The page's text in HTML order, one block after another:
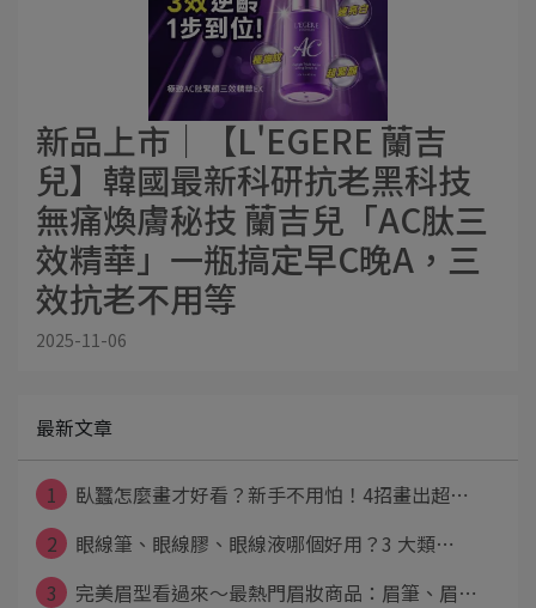
新品上市│【L'EGERE 蘭吉
兒】韓國最新科研抗老黑科技
無痛煥膚秘技 蘭吉兒「AC肽三
效精華」一瓶搞定早C晚A，三
效抗老不用等
2025-11-06
最新文章
1
臥蠶怎麼畫才好看？新手不用怕！4招畫出超⋯
2
眼線筆、眼線膠、眼線液哪個好用？3 大類⋯
3
完美眉型看過來～最熱門眉妝商品：眉筆、眉⋯